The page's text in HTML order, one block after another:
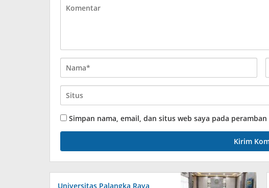
Simpan nama, email, dan situs web saya pada
Universitas Palangka Raya